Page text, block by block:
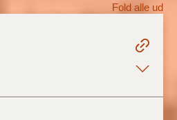
Fold alle ud